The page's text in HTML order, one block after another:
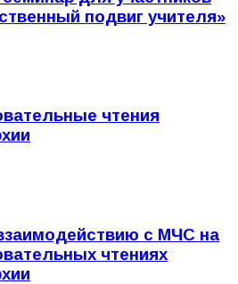
подвиг учителя»
чтения
с МЧС на
чтениях